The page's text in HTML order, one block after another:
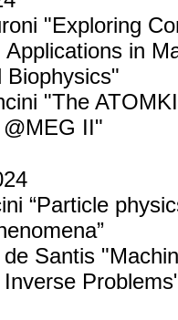
"Exploring
Applications in
Biophysics"
"The
II"
“Particle
Santis